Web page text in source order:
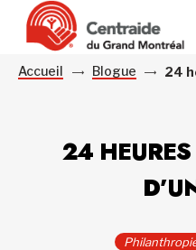
Accueil Blogue 24
24